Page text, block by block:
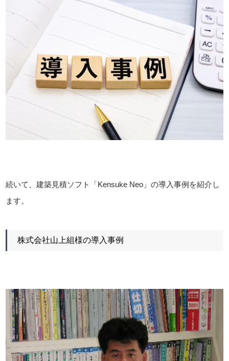
続いて、建築見積ソフト「Kensuke Neo」の導入事例を紹介し
ます。
株式会社山上組様の導入事例